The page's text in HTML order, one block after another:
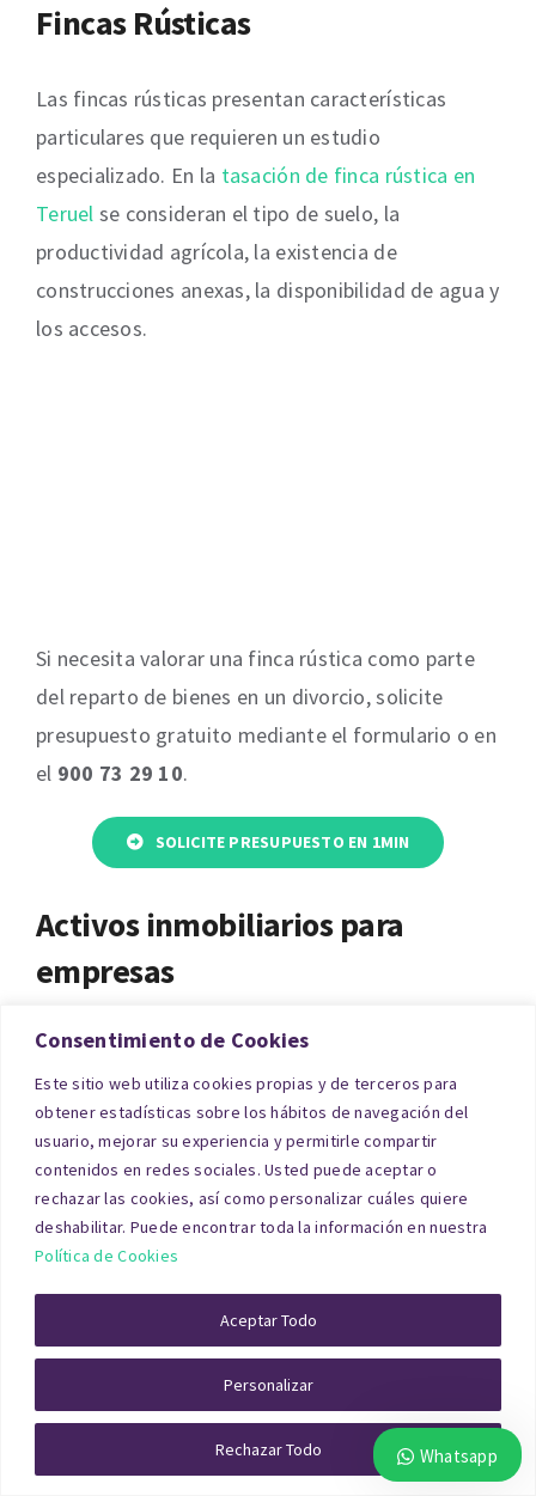
Consentimiento de Cookies
Este sitio web utiliza cookies propias y de terceros para
obtener estadísticas sobre los hábitos de navegación del
usuario, mejorar su experiencia y permitirle compartir
contenidos en redes sociales. Usted puede aceptar o
rechazar las cookies, así como personalizar cuáles quiere
deshabilitar. Puede encontrar toda la información en nuestra
Política de Cookies
Personalizar
Rechazar Todo
Aceptar Todo
Fincas Rústicas
Las fincas rústicas presentan características
particulares que requieren un estudio
especializado. En la tasación de finca rústica en
Teruel se consideran el tipo de suelo, la
productividad agrícola, la existencia de
construcciones anexas, la disponibilidad de agua y
los accesos.
Si necesita valorar una finca rústica como parte
del reparto de bienes en un divorcio, solicite
presupuesto gratuito mediante el formulario o en
el 900 73 29 10.
SOLICITE PRESUPUESTO EN 1MIN
Activos inmobiliarios para
empresas
En divorcios donde existen participaciones
empresariales o inmuebles afectos a una
actividad económica, la valoración es más
compleja. No solo se requiere una tasación de
inmuebles, sino también una valoración de
empresas y activos. Se analizan estados
para procesos administrativos y tributarios,
además de estudios de mercado sectoriales.
Puede solicitar presupuesto para latasación de
activos de empresas en Teruelpara divorcio aWhatsapp